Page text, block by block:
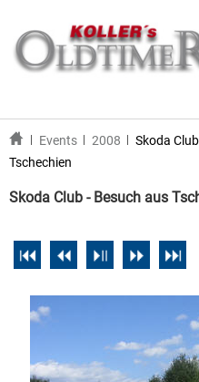
Events 2008
Skoda
Tschechien
Skoda Club - Besuch aus